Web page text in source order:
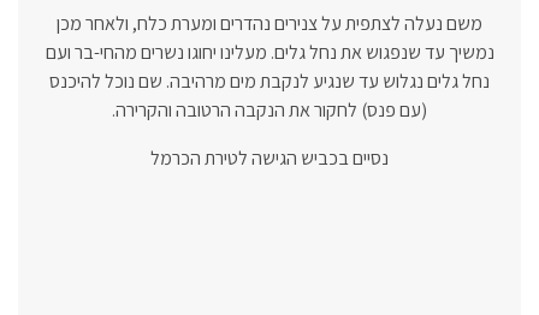
משם נעלה לצתפית על צנירים נהדרים ומערת כלח, ולאחר מכן
נמשיך עד שנפגוש את נחל גלים. מעלינו יחוגו נשרים מהחי-בר ועם
נחל גלים נגלוש עד שנגיע לנקבת מים מרהיבה. שם נוכל להיכנס
(עם פנס) לחקור את הנקבה הרטובה והקרירה.
נסיים בכביש הגישה לטירת הכרמל